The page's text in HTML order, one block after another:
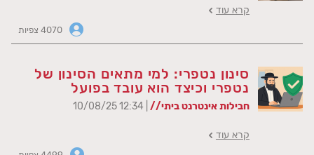
קרא עוד
סינון נטפרי: למי מתאים הסינון של
נטפרי וכיצד הוא עובד בפועל
חבילות אינטרנט ביתי//
קרא עוד